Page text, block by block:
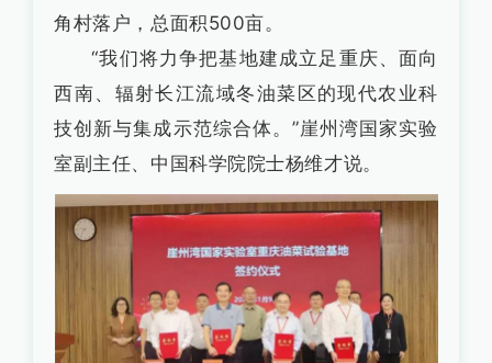
角村落户，总面积500亩。
“我们将力争把基地建成立足重庆、面向
西南、辐射长江流域冬油菜区的现代农业科
技创新与集成示范综合体。”崖州湾国家实验
室副主任、中国科学院院士杨维才说。